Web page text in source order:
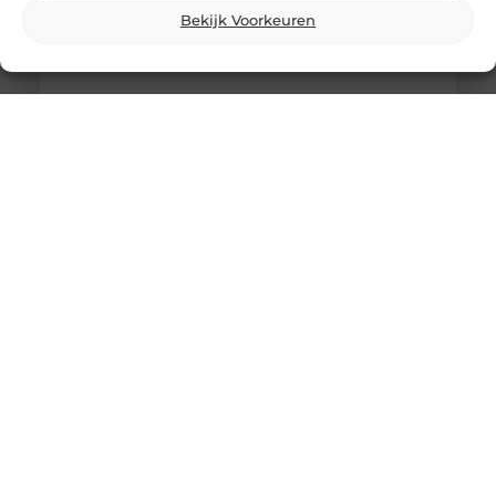
Bekijk Voorkeuren